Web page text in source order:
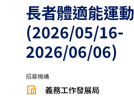
長者體適能運
(2026/05/16-
2026/06/06)
招募機構
義務工作發展局